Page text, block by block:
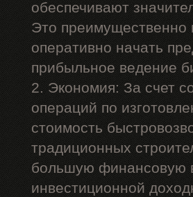
обеспечивают
Это преимущественно
оперативно начать
прибыльное ведение
2. Экономия: За счет
операций по
стоимость
традиционных
большую финансовую
инвестиционной